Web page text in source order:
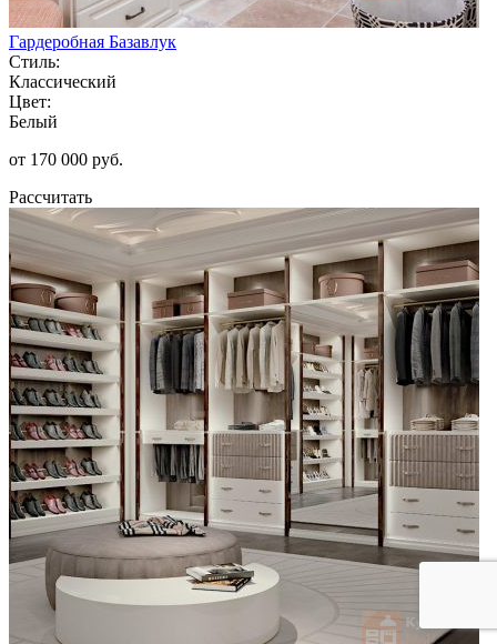
Гардеробная Базавлук
Стиль:
Классический
Цвет:
Белый
от 170 000 руб.
Рассчитать